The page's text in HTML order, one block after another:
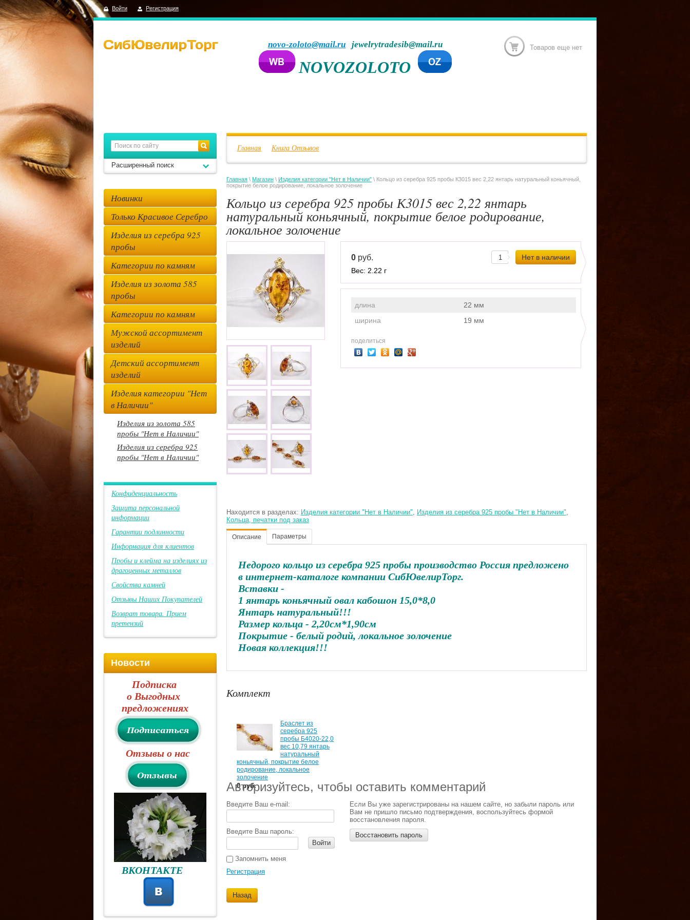
Войти Регистрация
novo-zoloto@mail.ru jewelrytradesib@mail.ru
NOVOZOLOTO
Товаров еще нет
Главная Книга Отзывов
Главная \ Магазин \ Изделия категории "Нет в Наличии" \ Кольцо из серебра 925 пробы К3015 вес 2,22 янтарь натуральный коньячный,
покрытие белое родирование, локальное золочение
Кольцо из серебра 925 пробы К3015 вес 2,22 янтарь
натуральный коньячный, покрытие белое родирование,
локальное золочение
0 руб.
Вес: 2.22 г
длина
22 мм
ширина
19 мм
поделиться
Находится в разделах: Изделия категории "Нет в Наличии", Изделия из серебра 925 пробы "Нет в Наличии",
Кольца, печатки под заказ
Описание Параметры
Недорого кольцо из серебра 925 пробы производство Россия предложено
в интернет-каталоге компании СибЮвелирТорг.
Вставки -
1 янтарь коньячный овал кабошон 15,0*8,0
Янтарь натуральный!!!
Размер кольца - 2,20см*1,90см
Покрытие - белый родий, локальное золочение
Новая коллекция!!!
Комплект
Браслет из
серебра 925
пробы Б4020-22,0
вес 10,79 янтарь
натуральный
коньячный, покрытие белое
родирование, локальное
золочение
0 руб.
Авторизуйтесь, чтобы оставить комментарий
Введите Ваш e-mail:
Введите Ваш пароль:
Войти
Запомнить меня
Регистрация
Если Вы уже зарегистрированы на нашем сайте, но забыли пароль или
Вам не пришло письмо подтверждения, воспользуйтесь формой
восстановления пароля.
Восстановить пароль
Назад
Расширенный поиск
Новинки
Только Красивое Серебро
Изделия из серебра 925
пробы
Категории по камням
Изделия из золота 585
пробы
Категории по камням
Мужской ассортимент
изделий
Детский ассортимент
изделий
Изделия категории "Нет
в Наличии"
Изделия из золота 585
пробы "Нет в Наличии"
Изделия из серебра 925
пробы "Нет в Наличии"
Конфиденциальность
Защита персональной
информации
Гарантии подлинности
Информация для клиентов
Пробы и клейма на изделиях из
драгоценных металлов
Свойства камней
Отзывы Наших Покупателей
Возврат товара. Прием
претензий
Новости
Подписка
о Выгодных
предложениях
Отзывы о нас
ВКОНТАКТЕ